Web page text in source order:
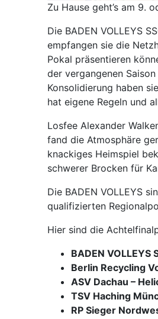
Zu Hause geht’s am 9.
Die BADEN VOLLEYS
empfangen sie die
Pokal präsentieren
der vergangenen
Konsolidierung haben
hat eigene Regeln und
Losfee Alexander
fand die Atmosphäre
knackiges Heimspiel
schwerer Brocken für
Die BADEN VOLLEYS
qualifizierten
Hier sind die
BADEN
Berlin Recycling
ASV Dachau –
TSV Haching
RP Sieger